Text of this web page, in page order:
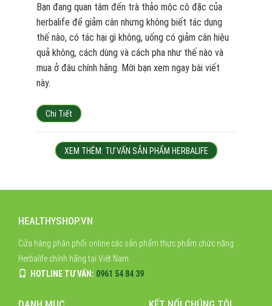
Bạn đang quan tâm đến trà thảo mộc cô đặc của
herbalife để giảm cân nhưng không biết tác dụng
thế nào, có tác hại gì không, uống có giảm cân hiệu
quả không, cách dùng và cách pha như thế nào và
mua ở đâu chính hãng. Mời bạn xem ngay bài viết
này.
Chi Tiết
XEM THÊM: TƯ VẤN SẢN PHẨM HERBALIFE
HEALTHYSHOP.VN
Cửa hàng phân phối online các sản phẩm thực phẩm chức năng
Herbalife chính hãng tại Việt Nam
HOTLINE TƯ VẤN: 0961 54 84 39